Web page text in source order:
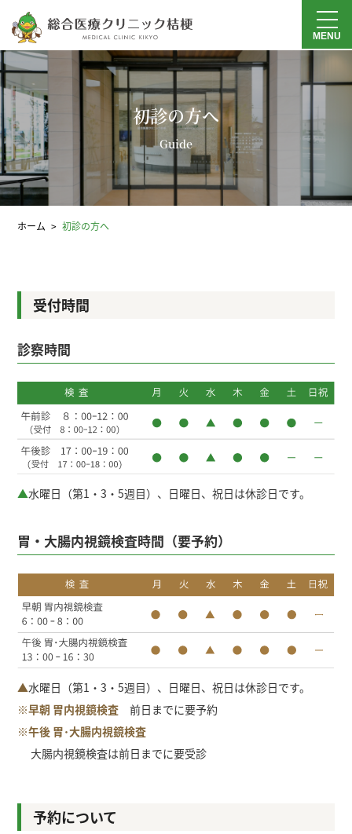
MENU
初診の方へ
Guide
ホーム 初診の方へ
受付時間
診察時間
▲水曜日（第1・3・5週目）、日曜日、祝日は休診日です。
胃・大腸内視鏡検査時間（要予約）
▲水曜日（第1・3・5週目）、日曜日、祝日は休診日です。
※早朝 胃内視鏡検査 前日までに要予約
※午後 胃･大腸内視鏡検査
大腸内視鏡検査は前日までに要受診
予約について